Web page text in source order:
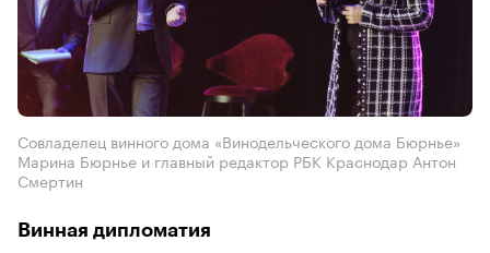
Совладелец винного дома «Винодельческого дома Бюрнье»
Марина Бюрнье и главный редактор РБК Краснодар Антон
Смертин
Винная дипломатия